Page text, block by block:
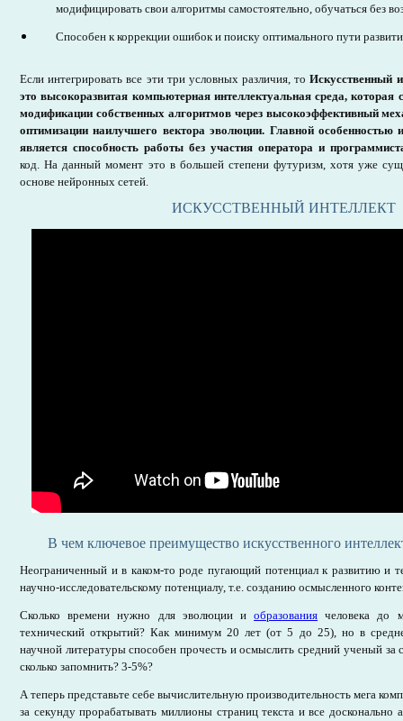
модифицировать свои алгоритмы самостоятельно, обучаться без
Способен к коррекции ошибок и поиску оптимального пути
Если интегрировать все эти три условных различия, тоИскусственный
это высокоразвитая компьютерная интеллектуальная среда, которая
модификации собственных алгоритмов через высокоэффективный
оптимизации наилучшего вектора эволюции. Главной особенностью
является способность работы без участия оператора и
код. На данный момент это в большей степени футуризм, хотя уже
основе нейронных сетей.
ИСКУССТВЕННЫЙ ИНТЕЛЛЕКТ
В чем ключевое преимущество искусственного
Неограниченный и в каком-то роде пугающий потенциал к развитию и
научно-исследовательскому потенциалу, т.е. созданию осмысленного
Сколько времени нужно для эволюции иобразования человека до
технический открытий? Как минимум 20 лет (от 5 до 25), но в
научной литературы способен прочесть и осмыслить средний ученый
сколько запомнить? 3-5%?
А теперь представьте себе вычислительную производительность мега
за секунду прорабатывать миллионы страниц текста и все досконально